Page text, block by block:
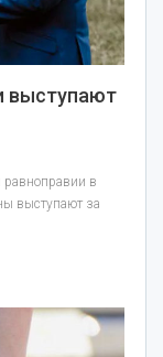
выступают
равноправии в
выступают за